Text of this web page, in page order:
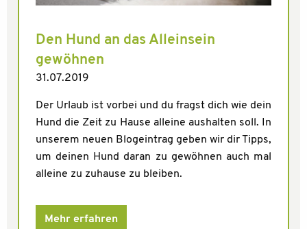
Den Hund an das Alleinsein
gewöhnen
31.07.2019
Der Urlaub ist vorbei und du fragst dich wie dein
Hund die Zeit zu Hause alleine aushalten soll. In
unserem neuen Blogeintrag geben wir dir Tipps,
um deinen Hund daran zu gewöhnen auch mal
alleine zu zuhause zu bleiben.
Mehr erfahren